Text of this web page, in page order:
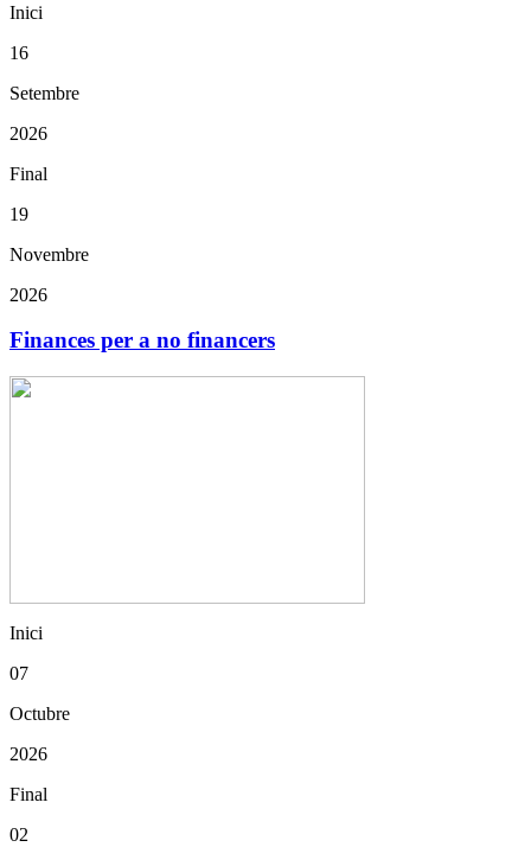
Inici
16
Setembre
2026
Final
19
Novembre
2026
Finances per a no financers
Inici
07
Octubre
2026
Final
02